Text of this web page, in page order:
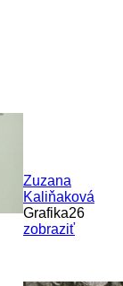
Zuzana
Kaliňaková
Grafika26
zobraziť